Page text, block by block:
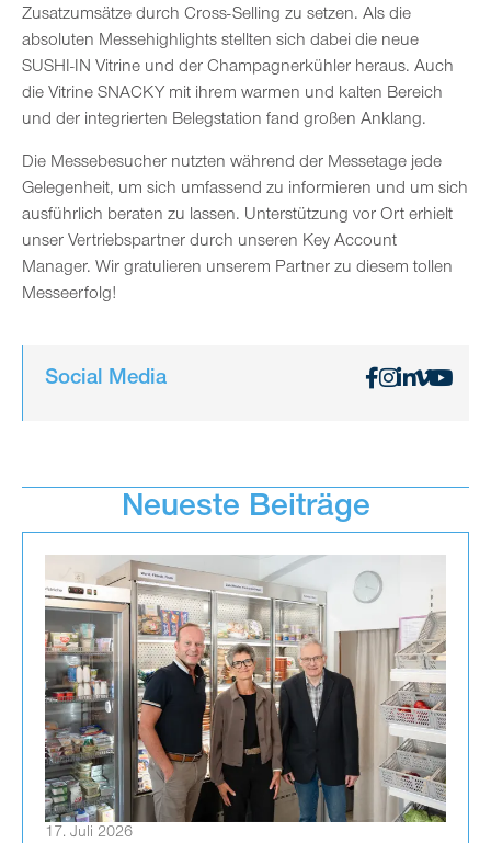
Zusatzumsätze durch Cross-Selling zu setzen. Als die
absoluten Messehighlights stellten sich dabei die neue
SUSHI-IN Vitrine und der Champagnerkühler heraus. Auch
die Vitrine SNACKY mit ihrem warmen und kalten Bereich
und der integrierten Belegstation fand großen Anklang.
Die Messebesucher nutzten während der Messetage jede
Gelegenheit, um sich umfassend zu informieren und um sich
ausführlich beraten zu lassen. Unterstützung vor Ort erhielt
unser Vertriebspartner durch unseren Key Account
Manager. Wir gratulieren unserem Partner zu diesem tollen
Messeerfolg!
Social Media
Neueste Beiträge
17. Juli 2026